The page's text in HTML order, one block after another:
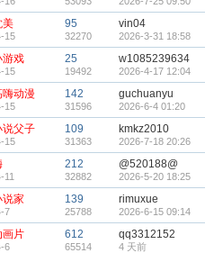
美
15
95
32270
vin04
2026-3-31 18:58
游戏
15
25
19492
w1085239634
2026-4-17 12:04
动漫
15
142
31596
guchuanyu
2026-6-4 01:20
说父子
15
109
31363
kmkz2010
2026-7-18 20:26
11
212
32882
@520188@
2026-5-20 18:25
说家
7
139
25788
rimuxue
2026-6-15 09:14
画片
6
612
65514
qq3312152
4 天前